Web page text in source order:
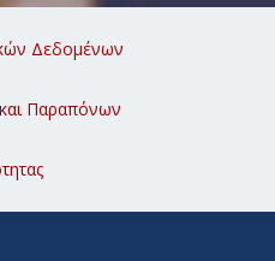
Δεδομένων
Παραπόνων